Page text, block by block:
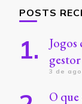
POSTS
Jogos
3 de
O